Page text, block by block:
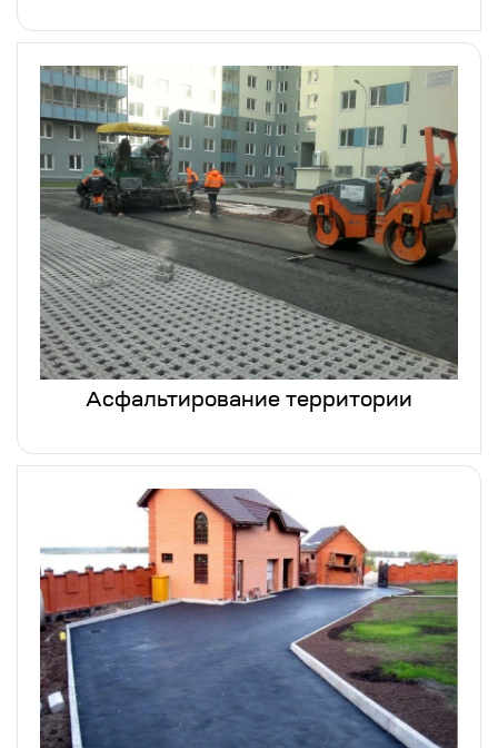
Асфальтирование территории